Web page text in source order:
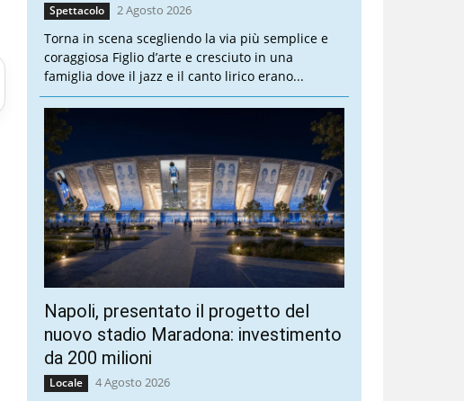
Spettacolo 2 Agosto 2026
Torna in scena scegliendo la via più semplice e
coraggiosa Figlio d’arte e cresciuto in una
famiglia dove il jazz e il canto lirico erano...
Napoli, presentato il progetto del
nuovo stadio Maradona: investimento
da 200 milioni
Locale 4 Agosto 2026